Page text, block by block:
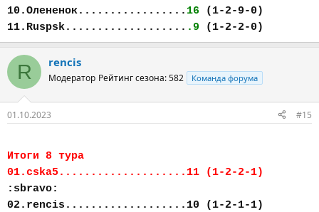
10.Олененок................. 16 (1-2-9-0)
11.Ruspsk................... .9 (1-2-2-0)
R rencis
Модератор Рейтинг сезона: 582 Команда форума
01.10.2023 #15
Итоги 8 тура
01.cska5....................11 (1-2-2-1)
:sbravo:
02.rencis...................10 (1-2-1-1)